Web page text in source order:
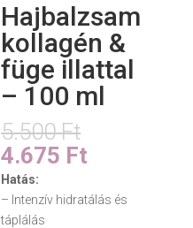
Hajbalzsam
kollagén &
füge illattal
– 100 ml
5.500Ft
5.500 Ft.
4.675 Ft
is:
Hatás:
– Intenzív hidratálás és
táplálás